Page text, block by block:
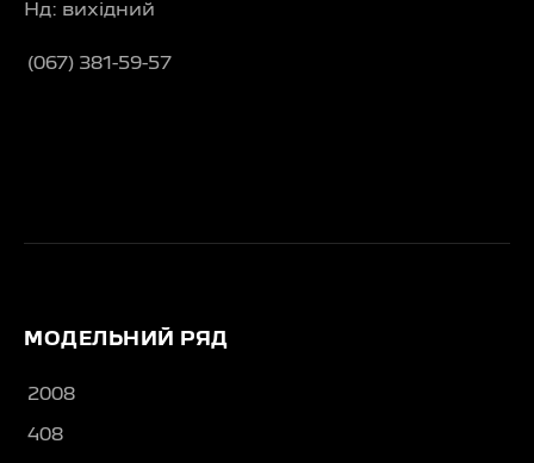
Нд: вихідний
(067) 381-59-57
МОДЕЛЬНИЙ РЯД
2008
408